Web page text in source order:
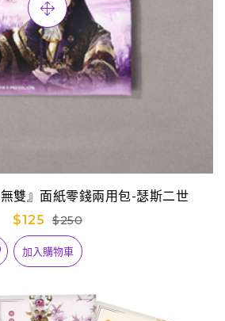
雙』面紙零錢兩用包-瑟斯二世
$125
$250
加入購物車